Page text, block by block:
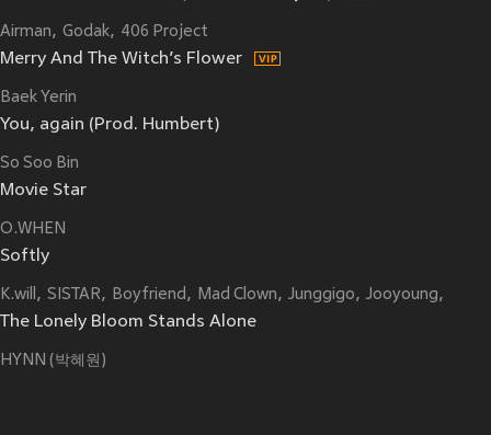
Airman Godak 406 Project
Merry And The Witch’s Flower
Baek Yerin
You, again (Prod. Humbert)
So Soo Bin
Movie Star
O.WHEN
Softly
K.will SISTAR Boyfriend Mad Clown Junggigo Jooyoung
The Lonely Bloom Stands Alone
HYNN (박혜원)